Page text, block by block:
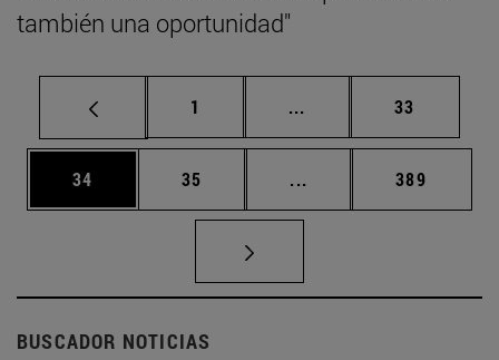
también una oportunidad"
Página
1 ... Páginas intermedias
Página
33
Página
34 Página
35 ... Páginas intermedias
Página
389
BUSCADOR NOTICIAS